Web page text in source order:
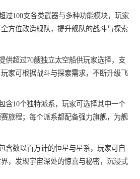
过100支各类武器与多种功能模块，玩家
方位改造舰队，提升舰队的战斗与探索
供超过70艘独立太空船供玩家选择，支
家可根据战斗与探索需求，不断升级飞
含10个独特派系，玩家可选择其中一个
旅程；每个派系都配备强力旗舰，为舰
含数以百万计的恒星与星系，玩家可自
，发现宇宙深处的惊喜与秘密，沉浸式